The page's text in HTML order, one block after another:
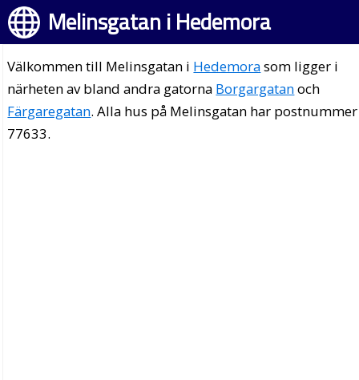
Melinsgatan i Hedemora
Välkommen till Melinsgatan i Hedemorasom ligger i
närheten av bland andra gatorna Borgargatanoch
Färgaregatan. Alla hus på Melinsgatan har postnummer
77633.